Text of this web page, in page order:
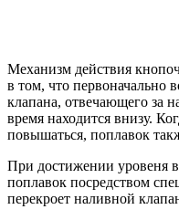
Механизм действия
в том, что первоначально
клапана, отвечающего за
время находится внизу.
повышаться, поплавок
При достижении уровеня
поплавок посредством
перекроет наливной